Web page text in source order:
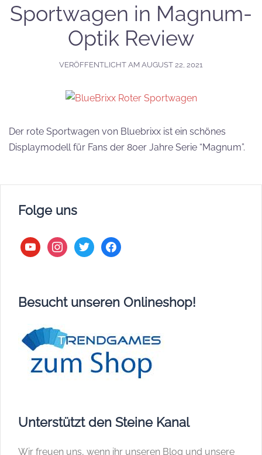
Sportwagen in Magnum-
Optik Review
VERÖFFENTLICHT AM AUGUST 22, 2021
Der rote Sportwagen von Bluebrixx ist ein schönes
Displaymodell für Fans der 80er Jahre Serie “Magnum”.
Folge uns
youtubeinstagram
twitter facebook
Besucht unseren Onlineshop!
Unterstützt den Steine Kanal
Wir freuen uns, wenn ihr unseren Blog und unsere